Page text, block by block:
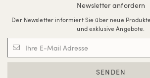
Newsletter anfordern
Der Newsletter informiert Sie über neue
und exklusive Angebote.
SENDEN